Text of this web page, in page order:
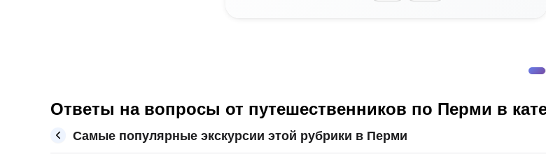
Ответы на вопросы от путешественников по Перми в
Самые популярные экскурсии этой рубрики в Перми